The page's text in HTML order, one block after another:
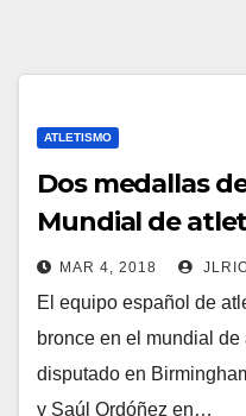
ATLETISMO
Dos medallas
Mundial de
MAR 4, 2018
El equipo español de
bronce en el mundial
disputado en
y Saúl Ordóñez en…